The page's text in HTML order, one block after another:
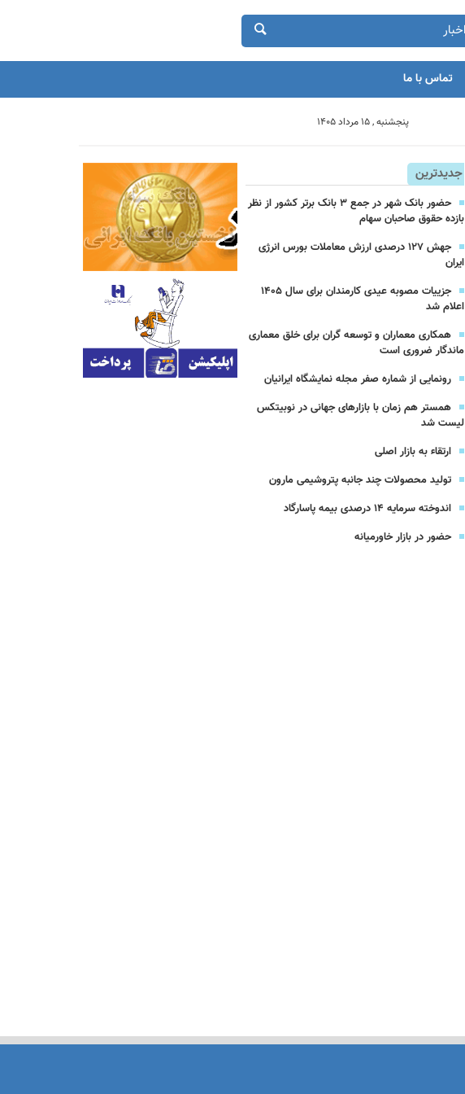
تماس با ما
پنجشنبه , 15 مرداد 1405
جدیدترین
حضور بانک شهر در جمع ۳ بانک برتر کشور از نظر
بازده حقوق صاحبان سهام
جهش ۱۲۷ درصدی ارزش معاملات بورس انرژی
ایران
جزییات مصوبه عیدی کارمندان برای سال 1405
اعلام شد
همکاری معماران و توسعه گران برای خلق معماری
ماندگار ضروری است
رونمایی از شماره صفر مجله نمایشگاه ایرانیان
همستر هم زمان با بازارهای جهانی در نوبیتکس
لیست شد
ارتقاء به بازار اصلی
تولید محصولات چند جانبه پتروشیمی مارون
اندوخته سرمایه 14 درصدی بیمه پاسارگاد
حضور در بازار خاورمیانه